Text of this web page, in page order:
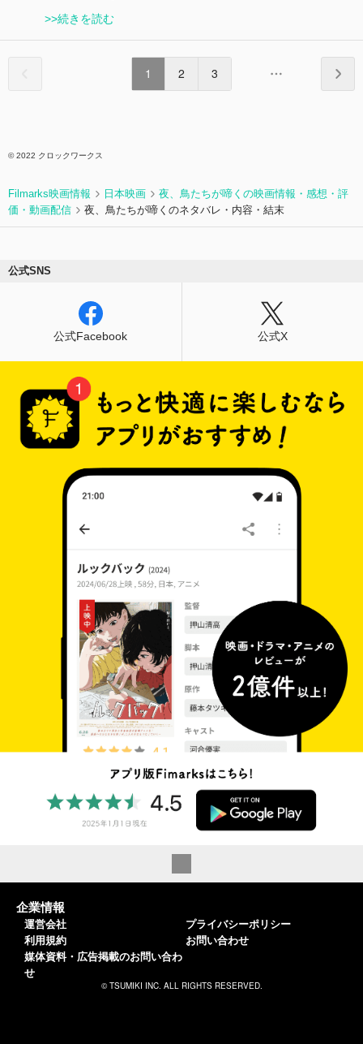
>>続きを読む
1 2 3
© 2022 クロックワークス
Filmarks映画情報 日本映画
夜、鳥たちが啼くの映画情報・感想・評
価・動画配信
夜、鳥たちが啼くのネタバレ・内容・結末
公式SNS
公式Facebook 公式X
企業情報
運営会社
利用規約
媒体資料・広告掲載のお問い合わ
せ
プライバシーポリシー
お問い合わせ
© TSUMIKI INC. ALL RIGHTS RESERVED.